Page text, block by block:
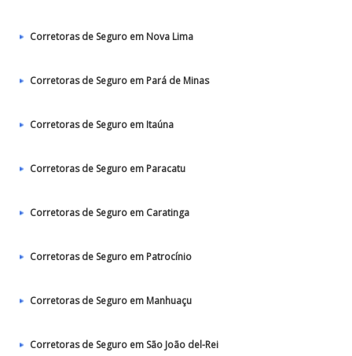
Corretoras de Seguro em Nova Lima
Corretoras de Seguro em Pará de Minas
Corretoras de Seguro em Itaúna
Corretoras de Seguro em Paracatu
Corretoras de Seguro em Caratinga
Corretoras de Seguro em Patrocínio
Corretoras de Seguro em Manhuaçu
Corretoras de Seguro em São João del-Rei